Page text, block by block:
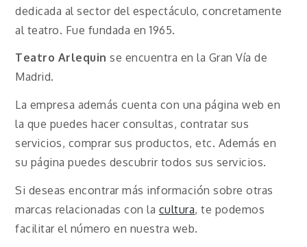
dedicada al sector del espectáculo, concretamente
al teatro. Fue fundada en 1965.
Teatro Arlequin se encuentra en la Gran Vía de
Madrid.
La empresa además cuenta con una página web en
la que puedes hacer consultas, contratar sus
servicios, comprar sus productos, etc. Además en
su página puedes descubrir todos sus servicios.
Si deseas encontrar más información sobre otras
marcas relacionadas con la cultura, te podemos
facilitar el número en nuestra web.